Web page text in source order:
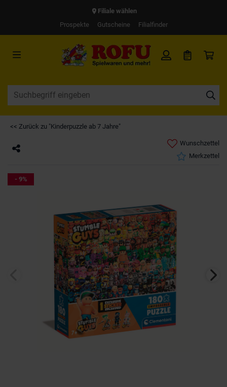
Filiale wählen
Prospekte
Gutscheine Filialfinder
<< Zurück zu "Kinderpuzzle ab 7 Jahre"
Wunschzettel
Merkzettel
- 9%